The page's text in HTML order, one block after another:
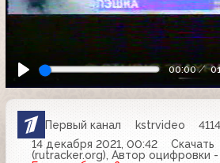
00:00
Первый канал kstrvideo
4114
14 декабря 2021, 00:42
Скачать
(rutracker.org), Автор оцифровки -